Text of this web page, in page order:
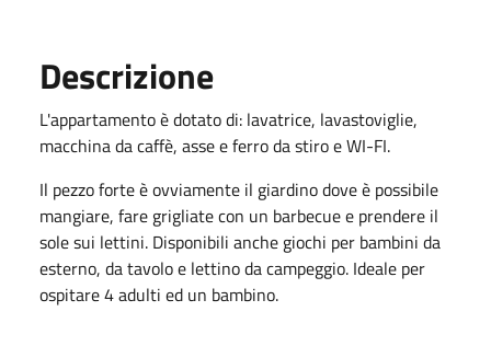
Descrizione
L'appartamento è dotato di: lavatrice, lavastoviglie,
macchina da caffè, asse e ferro da stiro e WI-FI.
Il pezzo forte è ovviamente il giardino dove è possibile
mangiare, fare grigliate con un barbecue e prendere il
sole sui lettini. Disponibili anche giochi per bambini da
esterno, da tavolo e lettino da campeggio. Ideale per
ospitare 4 adulti ed un bambino.